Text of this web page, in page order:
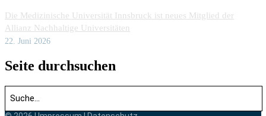
Die Medizinische Universität Innsbruck ist neues Mitglied der
Allianz Nachhaltige Universitäten
22. Juni 2026
Seite durchsuchen